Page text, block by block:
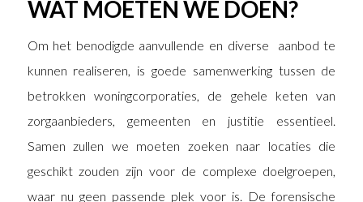
WAT MOETEN WE DOEN?
Om het benodigde aanvullende en diverse aanbod te
kunnen realiseren, is goede samenwerking tussen de
betrokken woningcorporaties, de gehele keten van
zorgaanbieders, gemeenten en justitie essentieel.
Samen zullen we moeten zoeken naar locaties die
geschikt zouden zijn voor de complexe doelgroepen,
waar nu geen passende plek voor is. De forensische